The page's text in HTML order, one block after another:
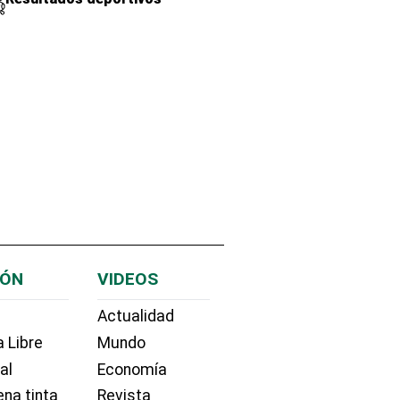
Libre
tinta
VIDEOS
Actualidad
Mundo
Economía
Revista